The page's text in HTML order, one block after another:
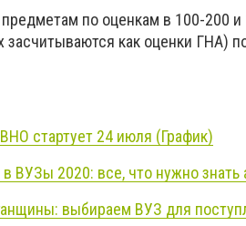
по оценкам в 100-200
засчитываются как оценки ГНА)
стартует 24 июля (График)
ВУЗы 2020: все, что нужно знать
выбираем ВУЗ для